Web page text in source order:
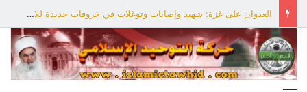
العدوان على غزة: شهيد وإصابات وتوغلات في خروقات جديدة للاحتلال